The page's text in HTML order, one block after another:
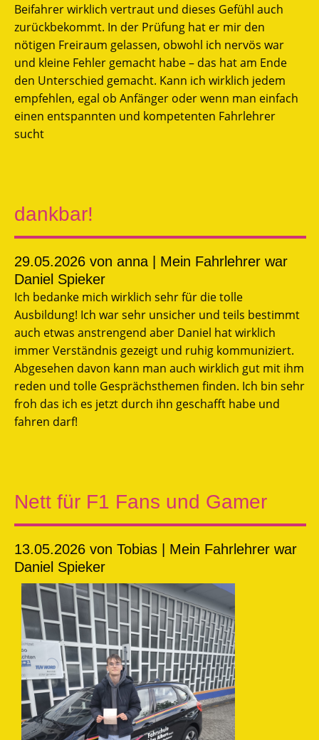
Beifahrer wirklich vertraut und dieses Gefühl auch
zurückbekommt. In der Prüfung hat er mir den
nötigen Freiraum gelassen, obwohl ich nervös war
und kleine Fehler gemacht habe – das hat am Ende
den Unterschied gemacht. Kann ich wirklich jedem
empfehlen, egal ob Anfänger oder wenn man einfach
einen entspannten und kompetenten Fahrlehrer
sucht
dankbar!
29.05.2026 von anna | Mein Fahrlehrer war
Daniel Spieker
Ich bedanke mich wirklich sehr für die tolle
Ausbildung! Ich war sehr unsicher und teils bestimmt
auch etwas anstrengend aber Daniel hat wirklich
immer Verständnis gezeigt und ruhig kommuniziert.
Abgesehen davon kann man auch wirklich gut mit ihm
reden und tolle Gesprächsthemen finden. Ich bin sehr
froh das ich es jetzt durch ihn geschafft habe und
fahren darf!
Nett für F1 Fans und Gamer
13.05.2026 von Tobias | Mein Fahrlehrer war
Daniel Spieker